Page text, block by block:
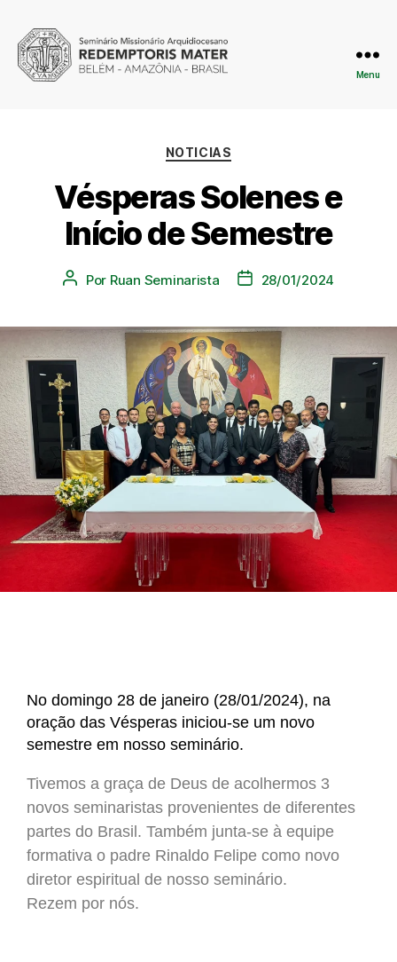
Menu
NOTICIAS
Vésperas Solenes e
Início de Semestre
Por Ruan Seminarista 28/01/2024
No domingo 28 de janeiro (28/01/2024), na
oração das Vésperas iniciou-se um novo
semestre em nosso seminário.
Tivemos a graça de Deus de acolhermos 3
novos seminaristas provenientes de diferentes
partes do Brasil. Também junta-se à equipe
formativa o padre Rinaldo Felipe como novo
diretor espiritual de nosso seminário.
Rezem por nós.